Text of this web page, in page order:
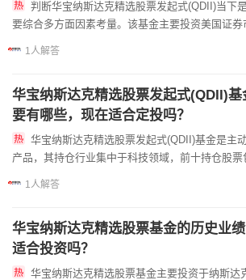
要综合多方面因素考量。该基金主要投资美国证
1人解答
华宝纳斯达克精选股票发起式(QDII)
要有哪些，现在适合定投吗？
产品，其持仓行业集中于科技领域，前十持仓股
1人解答
华宝纳斯达克精选股票基金的历史业
适合投资吗？